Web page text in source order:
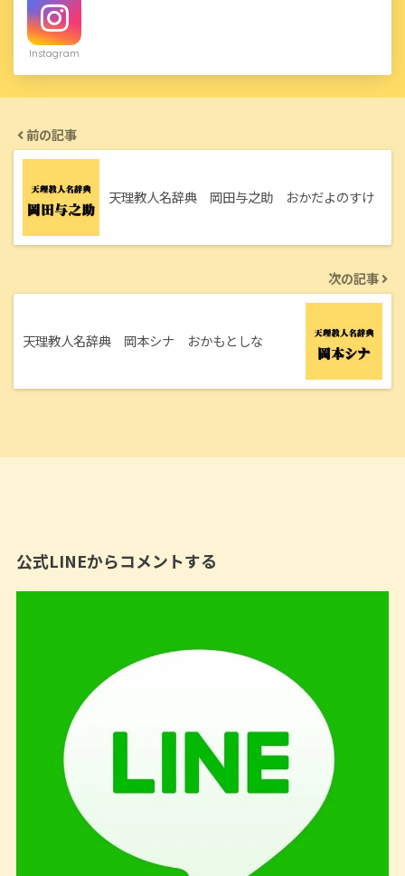
Instagram
前の記事
天理教人名辞典 岡田与之助 おかだよのすけ
次の記事
天理教人名辞典 岡本シナ おかもとしな
公式LINEからコメントする